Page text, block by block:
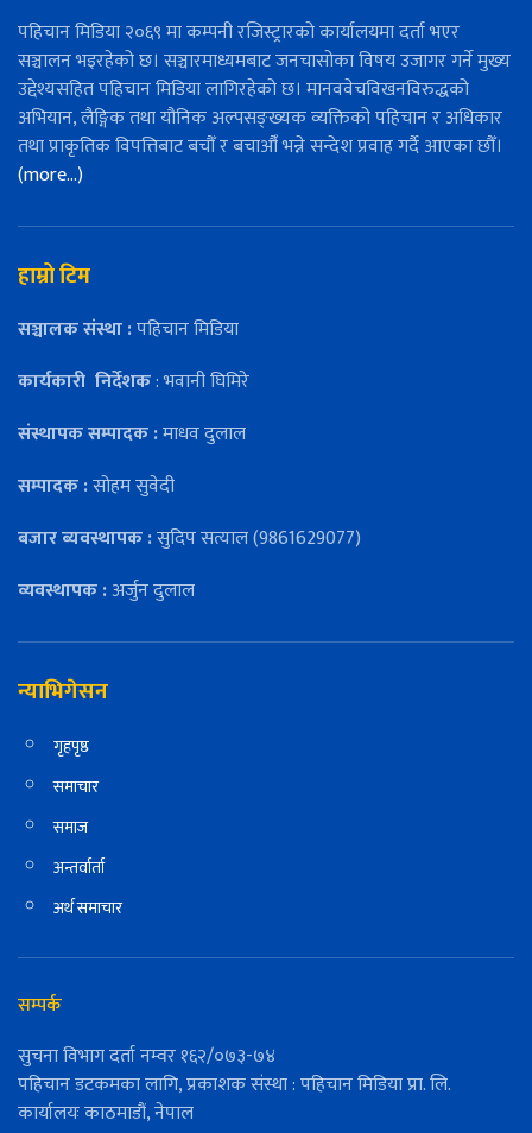
पहिचान मिडिया २०६९ मा कम्पनी रजिस्ट्रारको कार्यालयमा दर्ता भएर
सञ्चालन भइरहेको छ। सञ्चारमाध्यमबाट जनचासोका विषय उजागर गर्ने मुख्य
उद्देश्यसहित पहिचान मिडिया लागिरहेको छ। मानववेचविखनविरुद्धको
अभियान, लैङ्गिक तथा यौनिक अल्पसङ्ख्यक व्यक्तिको पहिचान र अधिकार
तथा प्राकृतिक विपत्तिबाट बचौँ र बचाऔँ भन्ने सन्देश प्रवाह गर्दै आएका छौँ।
(more…)
हाम्रो टिम
सञ्चालक संस्था :पहिचान मिडिया
कार्यकारी निर्देशक: भवानी घिमिरे
संस्थापक सम्पादक :माधव दुलाल
सम्पादक :सोहम सुवेदी
बजार ब्यवस्थापक :सुदिप सत्याल (9861629077)
व्यवस्थापक :अर्जुन दुलाल
न्याभिगेसन
गृहपृष्ठ
समाचार
समाज
अन्तर्वार्ता
अर्थ समाचार
सम्पर्क
सुचना विभाग दर्ता नम्वर १६२/०७३-७४
पहिचान डटकमका लागि, प्रकाशक संस्था : पहिचान मिडिया प्रा. लि.
कार्यालयः काठमाडौं, नेपाल